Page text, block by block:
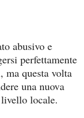
abusivo e
perfettamente
questa volta
una nuova
livello locale.